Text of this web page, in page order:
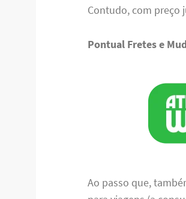
Contudo, com preço
Pontual Fretes e
Ao passo que,